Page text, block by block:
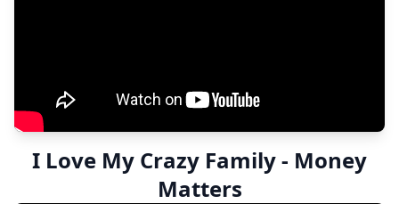
I Love My Crazy Family - Money
Matters